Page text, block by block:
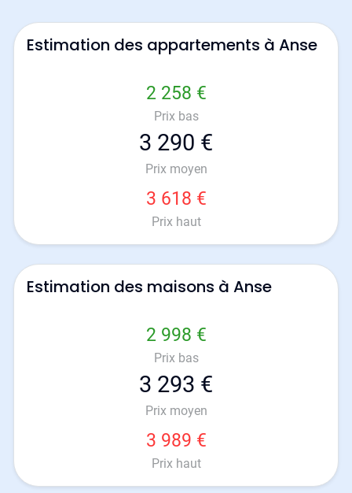
Estimation des appartements à Anse
2 258 €
Prix bas
3 290 €
Prix moyen
3 618 €
Prix haut
Estimation des maisons à Anse
2 998 €
Prix bas
3 293 €
Prix moyen
3 989 €
Prix haut